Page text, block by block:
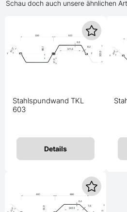
Schau doch auch unsere ähnlichen
Stahlspundwand TKL
603
Details